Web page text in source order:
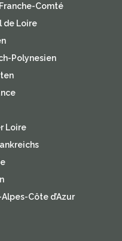
Comté
de Loire
Polynesien
Loire
Côte d’Azur